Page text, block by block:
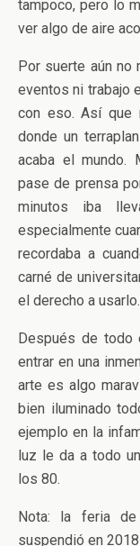
tampoco, pero lo
ver algo de aire
Por suerte aún no
eventos ni trabajo
con eso. Así que
donde un
acaba el mundo.
pase de prensa
minutos iba
especialmente
recordaba a
carné de
el derecho a usarlo.
Después de todo
entrar en una
arte es algo
bien iluminado
ejemplo en la
luz le da a todo
los 80.
Nota: la feria de
suspendió en